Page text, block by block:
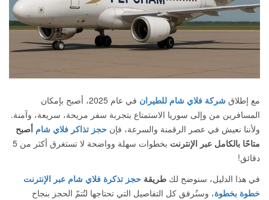
مع إطلاق شركة فلاي شام للطيران
في عام 2025، أصبح بإمكان
المسافرين من وإلى سوريا الاستمتاع بتجربة سفر مريحة، سريعة، وآمنة.
ولأننا نعيش في عصر الرقمنة والسرعة، فإن حجز تذاكر فلاي شام أصبح
متاحًا بالكامل عبر الإنترنت
بخطوات سهلة وواضحة لا تستغرق أكثر من 5
دقائق!
في هذا الدليل، سنوضح لك طريقة حجز تذكرة فلاي شام عبر الإنترنت
خطوة بخطوة، وسنُرفق كل التفاصيل التي تحتاجها لتُتمّ الحجز بنجاح